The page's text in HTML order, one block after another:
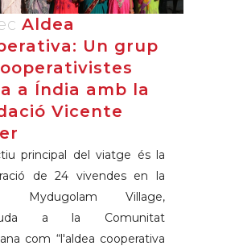
Aldea
Un grup
a Índia amb la
Vicente
principal del viatge és la
de 24 vivendes en la
Mydugolam Village,
a la Comunitat
com “l'aldea cooperativa